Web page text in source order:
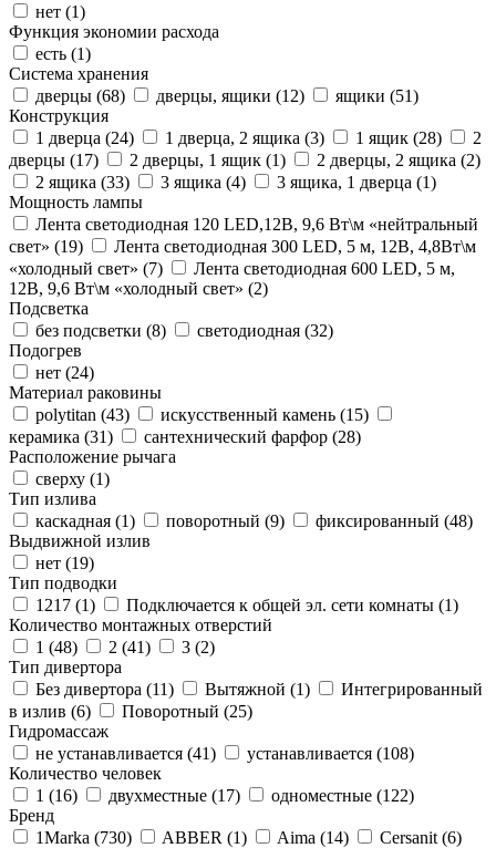
нет (1)
Функция экономии расхода
есть (1)
Система хранения
дверцы (68) дверцы, ящики (12) ящики (51)
Конструкция
1 дверца (24) 1 дверца, 2 ящика (3) 1 ящик (28)
2
дверцы (17) 2 дверцы, 1 ящик (1) 2 дверцы, 2 ящика (2)
2 ящика (33) 3 ящика (4) 3 ящика, 1 дверца (1)
Мощность лампы
Лента светодиодная 120 LED,12В, 9,6 Вт\м «нейтральный
свет» (19)
Лента светодиодная 300 LED, 5 м, 12В, 4,8Вт\м
«холодный свет» (7)
Лента светодиодная 600 LED, 5 м,
12В, 9,6 Вт\м «холодный свет» (2)
Подсветка
без подсветки (8) светодиодная (32)
Подогрев
нет (24)
Материал раковины
polytitan (43) искусственный камень (15)
керамика (31) сантехнический фарфор (28)
Расположение рычага
сверху (1)
Тип излива
каскадная (1) поворотный (9) фиксированный (48)
Выдвижной излив
нет (19)
Тип подводки
1217 (1) Подключается к общей эл. сети комнаты (1)
Количество монтажных отверстий
1 (48) 2 (41) 3 (2)
Тип дивертора
Без дивертора (11) Вытяжной (1)
Интегрированный
в излив (6) Поворотный (25)
Гидромассаж
не устанавливается (41) устанавливается (108)
Количество человек
1 (16) двухместные (17) одноместные (122)
Бренд
1Marka (730) ABBER (1) Aima (14) Cersanit (6)